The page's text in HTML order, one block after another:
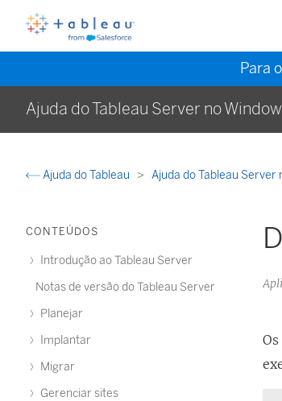
Para
Ajuda do Tableau Server no
Ajuda do Tableau Ajuda do Tableau Server
CONTEÚDOS
Introdução ao Tableau Server
Notas de versão do Tableau Server
Planejar
Implantar
Migrar
Gerenciar sites